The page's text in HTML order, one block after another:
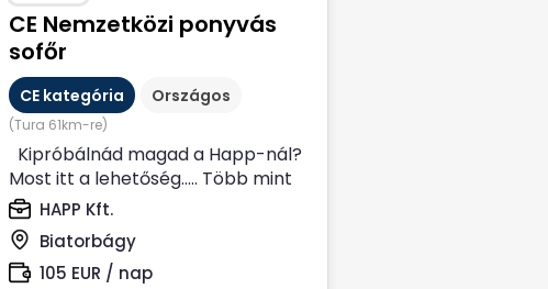
CE Nemzetközi ponyvás
sofőr
CE kategória Országos
(Tura 61km-re)
Kipróbálnád magad a Happ-nál?
Most itt a lehetőség….. Több mint
30 éves szakmai múltra...
HAPP Kft.
Biatorbágy
105 EUR / nap